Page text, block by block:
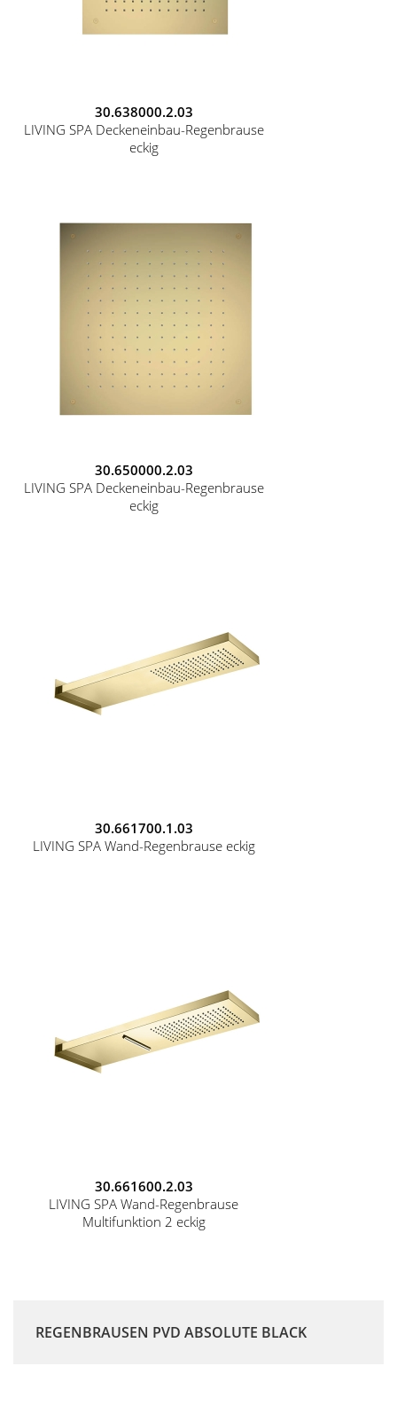
30.638000.2.03
LIVING SPA Deckeneinbau-Regenbrause
eckig
30.650000.2.03
LIVING SPA Deckeneinbau-Regenbrause
eckig
30.661700.1.03
LIVING SPA Wand-Regenbrause eckig
30.661600.2.03
LIVING SPA Wand-Regenbrause
Multifunktion 2 eckig
REGENBRAUSEN PVD ABSOLUTE BLACK